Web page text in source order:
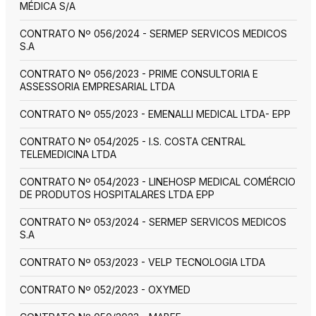
MÉDICA S/A
CONTRATO Nº 056/2024 - SERMEP SERVICOS MEDICOS
S.A
CONTRATO Nº 056/2023 - PRIME CONSULTORIA E
ASSESSORIA EMPRESARIAL LTDA
CONTRATO Nº 055/2023 - EMENALLI MEDICAL LTDA- EPP
CONTRATO Nº 054/2025 - I.S. COSTA CENTRAL
TELEMEDICINA LTDA
CONTRATO Nº 054/2023 - LINEHOSP MEDICAL COMÉRCIO
DE PRODUTOS HOSPITALARES LTDA EPP
CONTRATO Nº 053/2024 - SERMEP SERVICOS MEDICOS
S.A
CONTRATO Nº 053/2023 - VELP TECNOLOGIA LTDA
CONTRATO Nº 052/2023 - OXYMED